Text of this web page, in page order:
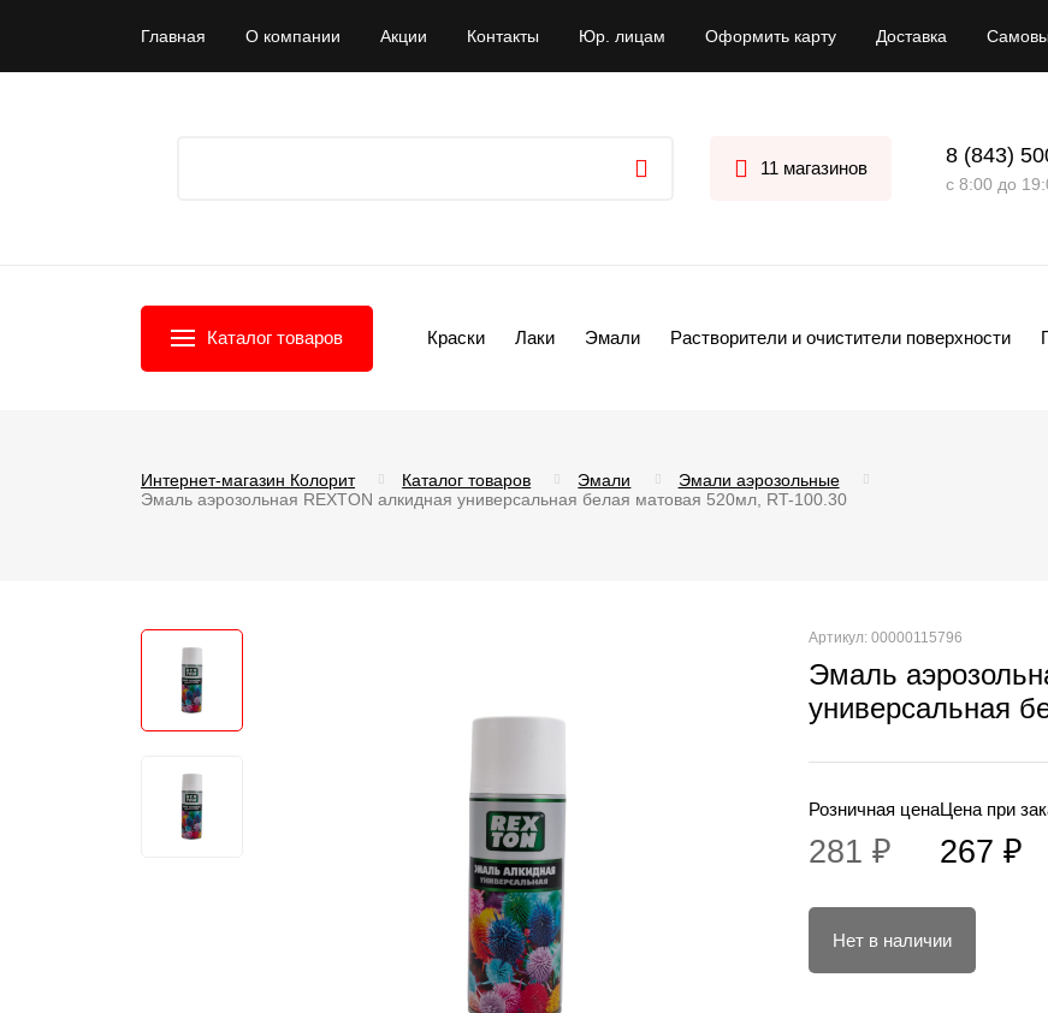
Главная О компании Акции Контакты Юр. лицам Оформить карту Доставка
11 магазинов
8 (843)
с 8:00 до
Каталог товаров Краски Лаки Эмали Растворители и очистители поверхности
Интернет-магазин Колорит Каталог товаров Эмали
Эмали аэрозольные
Эмаль аэрозольная REXTON алкидная универсальная белая матовая 520мл, RT-100.30
Артикул: 00000115796
Эмаль
универсальная
Розничная цена
281 ₽
Цена при
267 ₽
Нет в наличии